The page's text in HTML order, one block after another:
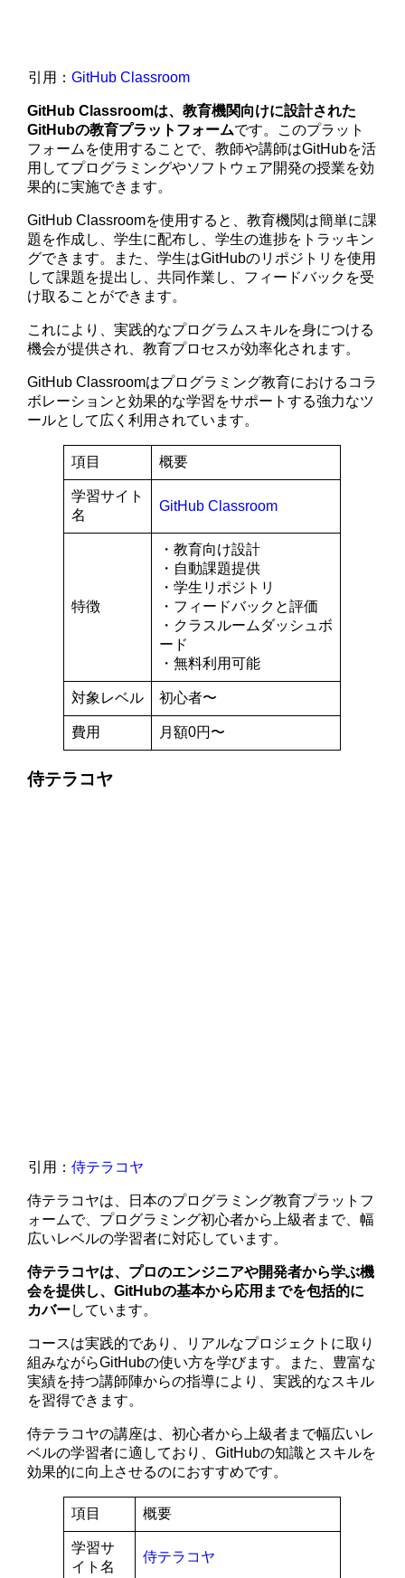
引用： GitHub Classroom
GitHub Classroomは、教育機関向けに設計された
GitHubの教育プラットフォームです。このプラット
フォームを使用することで、教師や講師はGitHubを活
用してプログラミングやソフトウェア開発の授業を効
果的に実施できます。
GitHub Classroomを使用すると、教育機関は簡単に課
題を作成し、学生に配布し、学生の進捗をトラッキン
グできます。また、学生はGitHubのリポジトリを使用
して課題を提出し、共同作業し、フィードバックを受
け取ることができます。
これにより、実践的なプログラムスキルを身につける
機会が提供され、教育プロセスが効率化されます。
GitHub Classroomはプログラミング教育におけるコラ
ボレーションと効果的な学習をサポートする強力なツ
ールとして広く利用されています。
項目 概要
学習サイト
名
GitHub Classroom
特徴
・教育向け設計
・自動課題提供
・学生リポジトリ
・フィードバックと評価
・クラスルームダッシュボ
ード
・無料利用可能
対象レベル 初心者〜
費用 月額0円〜
侍テラコヤ
引用： 侍テラコヤ
侍テラコヤは、日本のプログラミング教育プラットフ
ォームで、プログラミング初心者から上級者まで、幅
広いレベルの学習者に対応しています。
侍テラコヤは、プロのエンジニアや開発者から学ぶ機
会を提供し、GitHubの基本から応用までを包括的に
カバーしています。
コースは実践的であり、リアルなプロジェクトに取り
組みながらGitHubの使い方を学びます。また、豊富な
実績を持つ講師陣からの指導により、実践的なスキル
を習得できます。
侍テラコヤの講座は、初心者から上級者まで幅広いレ
ベルの学習者に適しており、GitHubの知識とスキルを
効果的に向上させるのにおすすめです。
項目 概要
学習サ
イト名
侍テラコヤ